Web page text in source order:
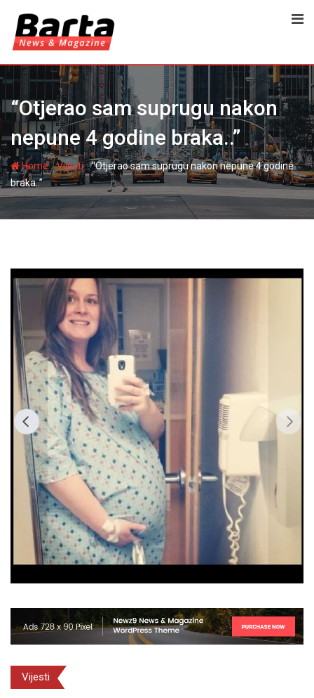
content
“Otjerao sam suprugu nakon
nepune 4 godine braka..”
Home-Vijesti-“Otjerao sam suprugu nakon nepune 4 godine
braka..”
Vijesti